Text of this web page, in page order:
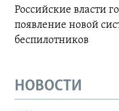
Российские власти
появление новой
беспилотников
НОВОСТИ